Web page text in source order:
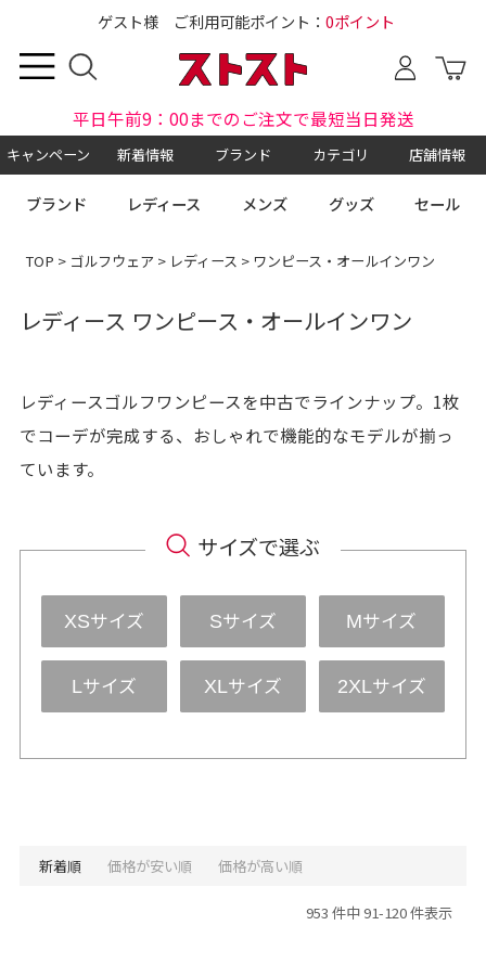
ゲスト様 ご利用可能ポイント： 0ポイント
平日午前9：00までのご注文で最短当日発送
キャンペーン 新着情報 ブランド カテゴリ 店舗情報
ブランド レディース メンズ グッズ セール
TOP > ゴルフウェア > レディース > ワンピース・オールインワン
レディース ワンピース・オールインワン
レディースゴルフワンピースを中古でラインナップ。1枚
でコーデが完成する、おしゃれで機能的なモデルが揃っ
ています。
サイズで選ぶ
XSサイズ Sサイズ Mサイズ
Lサイズ XLサイズ 2XLサイズ
新着順 価格が安い順 価格が高い順
953 件中 91-120 件表示